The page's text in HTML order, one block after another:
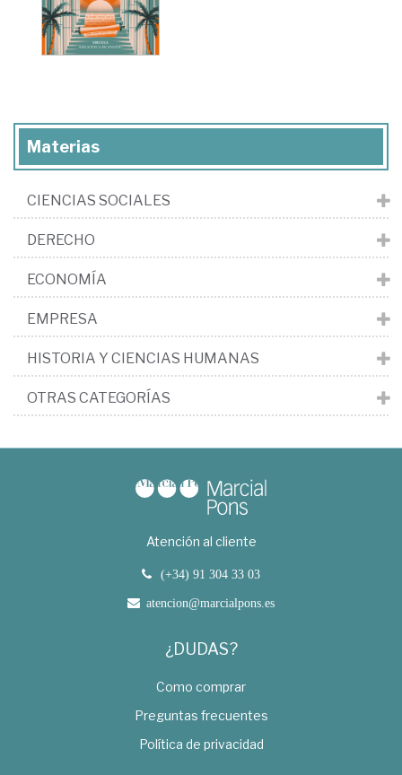
Materias
CIENCIAS SOCIALES
DERECHO
ECONOMÍA
EMPRESA
HISTORIA Y CIENCIAS HUMANAS
OTRAS CATEGORÍAS
Atención al cliente
(+34) 91 304 33 03
atencion@marcialpons.es
¿DUDAS?
Como comprar
Preguntas frecuentes
Política de privacidad